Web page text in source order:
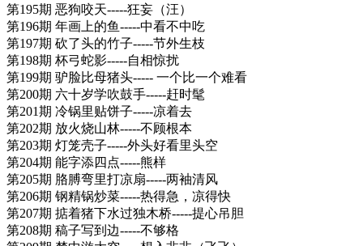
第195期 恶狗咬天-----狂妄（汪）
第196期 年画上的鱼-----中看不中吃
第197期 砍了头的竹子-----节外生枝
第198期 杯弓蛇影-----自相惊扰
第199期 驴脸比母猪头----- 一个比一个难看
第200期 六十岁学吹鼓手-----赶时髦
第201期 冷锅里贴饼子-----凉着去
第202期 放火烧山林-----不顾根本
第203期 灯笼壳子-----外头好看里头空
第204期 能字添四点-----熊样
第205期 胳膊弯里打凉扇-----两袖清风
第206期 钢精锅炒菜-----热得急，凉得快
第207期 掂着猪下水过独木桥-----提心吊胆
第208期 稿子写到边-----不够格